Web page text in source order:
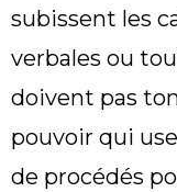
subissent les
verbales ou
doivent pas
pouvoir qui
de procédés